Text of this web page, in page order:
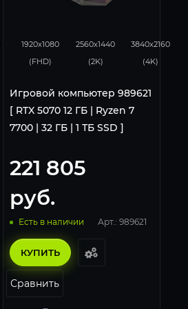
1920x1080
(FHD)
2560x1440
(2K)
3840x2160
(4K)
Игровой компьютер 989621
[ RTX 5070 12 ГБ | Ryzen 7
7700 | 32 ГБ | 1 ТБ SSD ]
221 805
руб.
Есть в наличии Арт.: 989621
КУПИТЬ
Сравнить